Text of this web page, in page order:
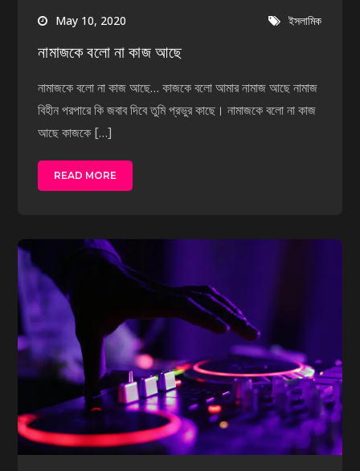
May 10, 2020 ইসলামিক
নামাজকে বলো না কাজ আছে
নামাজকে বলো না কাজ আছে… কাজকে বলো আমার নামাজ আছে নামাজ
বিহীন পরপারে কি জবাব দিবে তুমি প্রভুর কাছে। নামাজকে বলো না কাজ
আছে কাজকে […]
READ MORE